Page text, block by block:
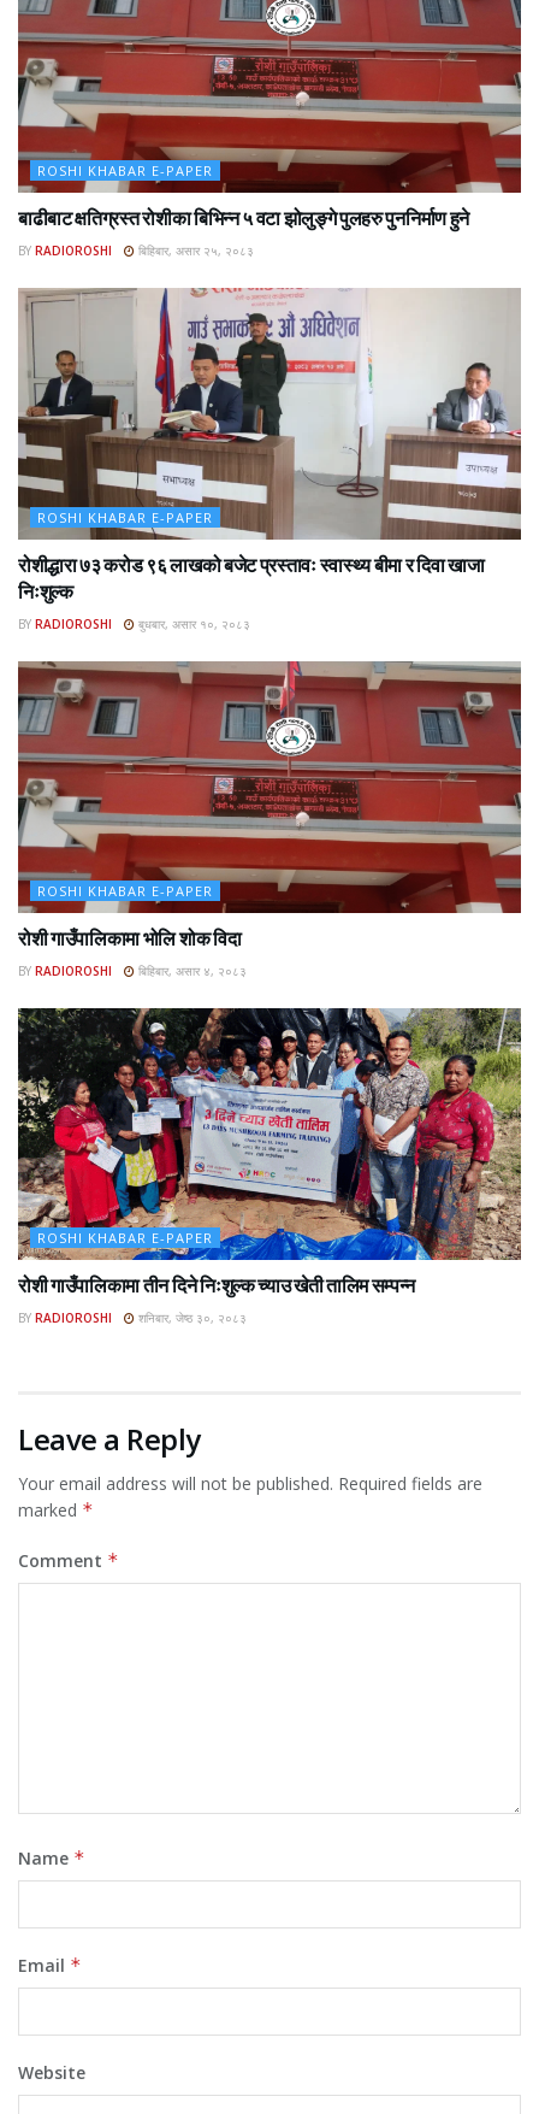
ROSHI KHABAR E-PAPER
बाढीबाट क्षतिग्रस्त रोशीका बिभिन्न ५ वटा झोलुङ्गे पुलहरु पुननिर्माण हुने
BY RADIOROSHI बिहिबार, असार २५, २०८३
ROSHI KHABAR E-PAPER
रोशीद्धारा ७३ करोड ९६ लाखको बजेट प्रस्तावः स्वास्थ्य बीमा र दिवा खाजा
निःशुल्क
BY RADIOROSHI बुधबार, असार १०, २०८३
ROSHI KHABAR E-PAPER
रोशी गाउँपालिकामा भोलि शोक विदा
BY RADIOROSHI बिहिबार, असार ४, २०८३
ROSHI KHABAR E-PAPER
रोशी गाउँपालिकामा तीन दिने निःशुल्क च्याउ खेती तालिम सम्पन्न
BY RADIOROSHI शनिबार, जेष्ठ ३०, २०८३
Leave a Reply
Your email address will not be published. Required fields are
marked *
Comment *
Name *
Email *
Website